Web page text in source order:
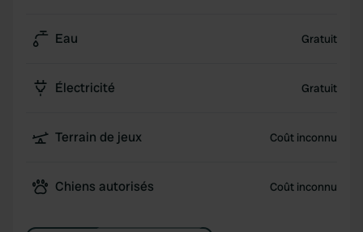
Eau Gratuit
Électricité Gratuit
Terrain de jeux Coût inconnu
Chiens autorisés Coût inconnu